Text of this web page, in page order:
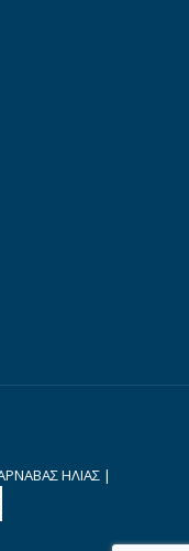
ΗΛΙΑΣ |